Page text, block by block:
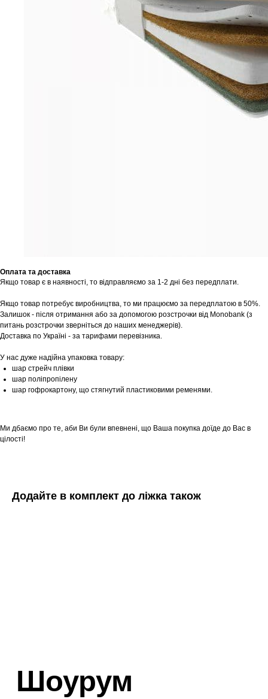
Оплата та доставка
Якщо товар є в наявності, то відправляємо за 1-2 дні без передплати.
Якщо товар потребує виробництва, то ми працюємо за передплатою в 50%.
Залишок - після отримання або за допомогою розстрочки від Monobank (з
питань розстрочки зверніться до наших менеджерів).
Доставка по Україні - за тарифами перевізника.
У нас дуже надійна упаковка товару:
шар стрейч плівки
шар поліпропілену
шар гофрокартону, що стягнутий пластиковими ременями.
Ми дбаємо про те, аби Ви були впевнені, що Ваша покупка доїде до Вас в
цілості!
Додайте в комплект до ліжка також